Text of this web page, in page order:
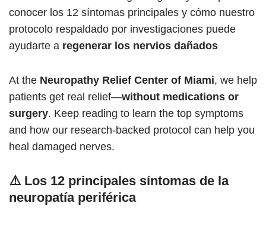
conocer los 12 síntomas principales y cómo nuestro
protocolo respaldado por investigaciones puede
ayudarte a regenerar los nervios dañados
At the Neuropathy Relief Center of Miami, we help
patients get real relief—without medications or
surgery. Keep reading to learn the top symptoms
and how our research-backed protocol can help you
heal damaged nerves.
⚠️ Los 12 principales síntomas de la
neuropatía periférica